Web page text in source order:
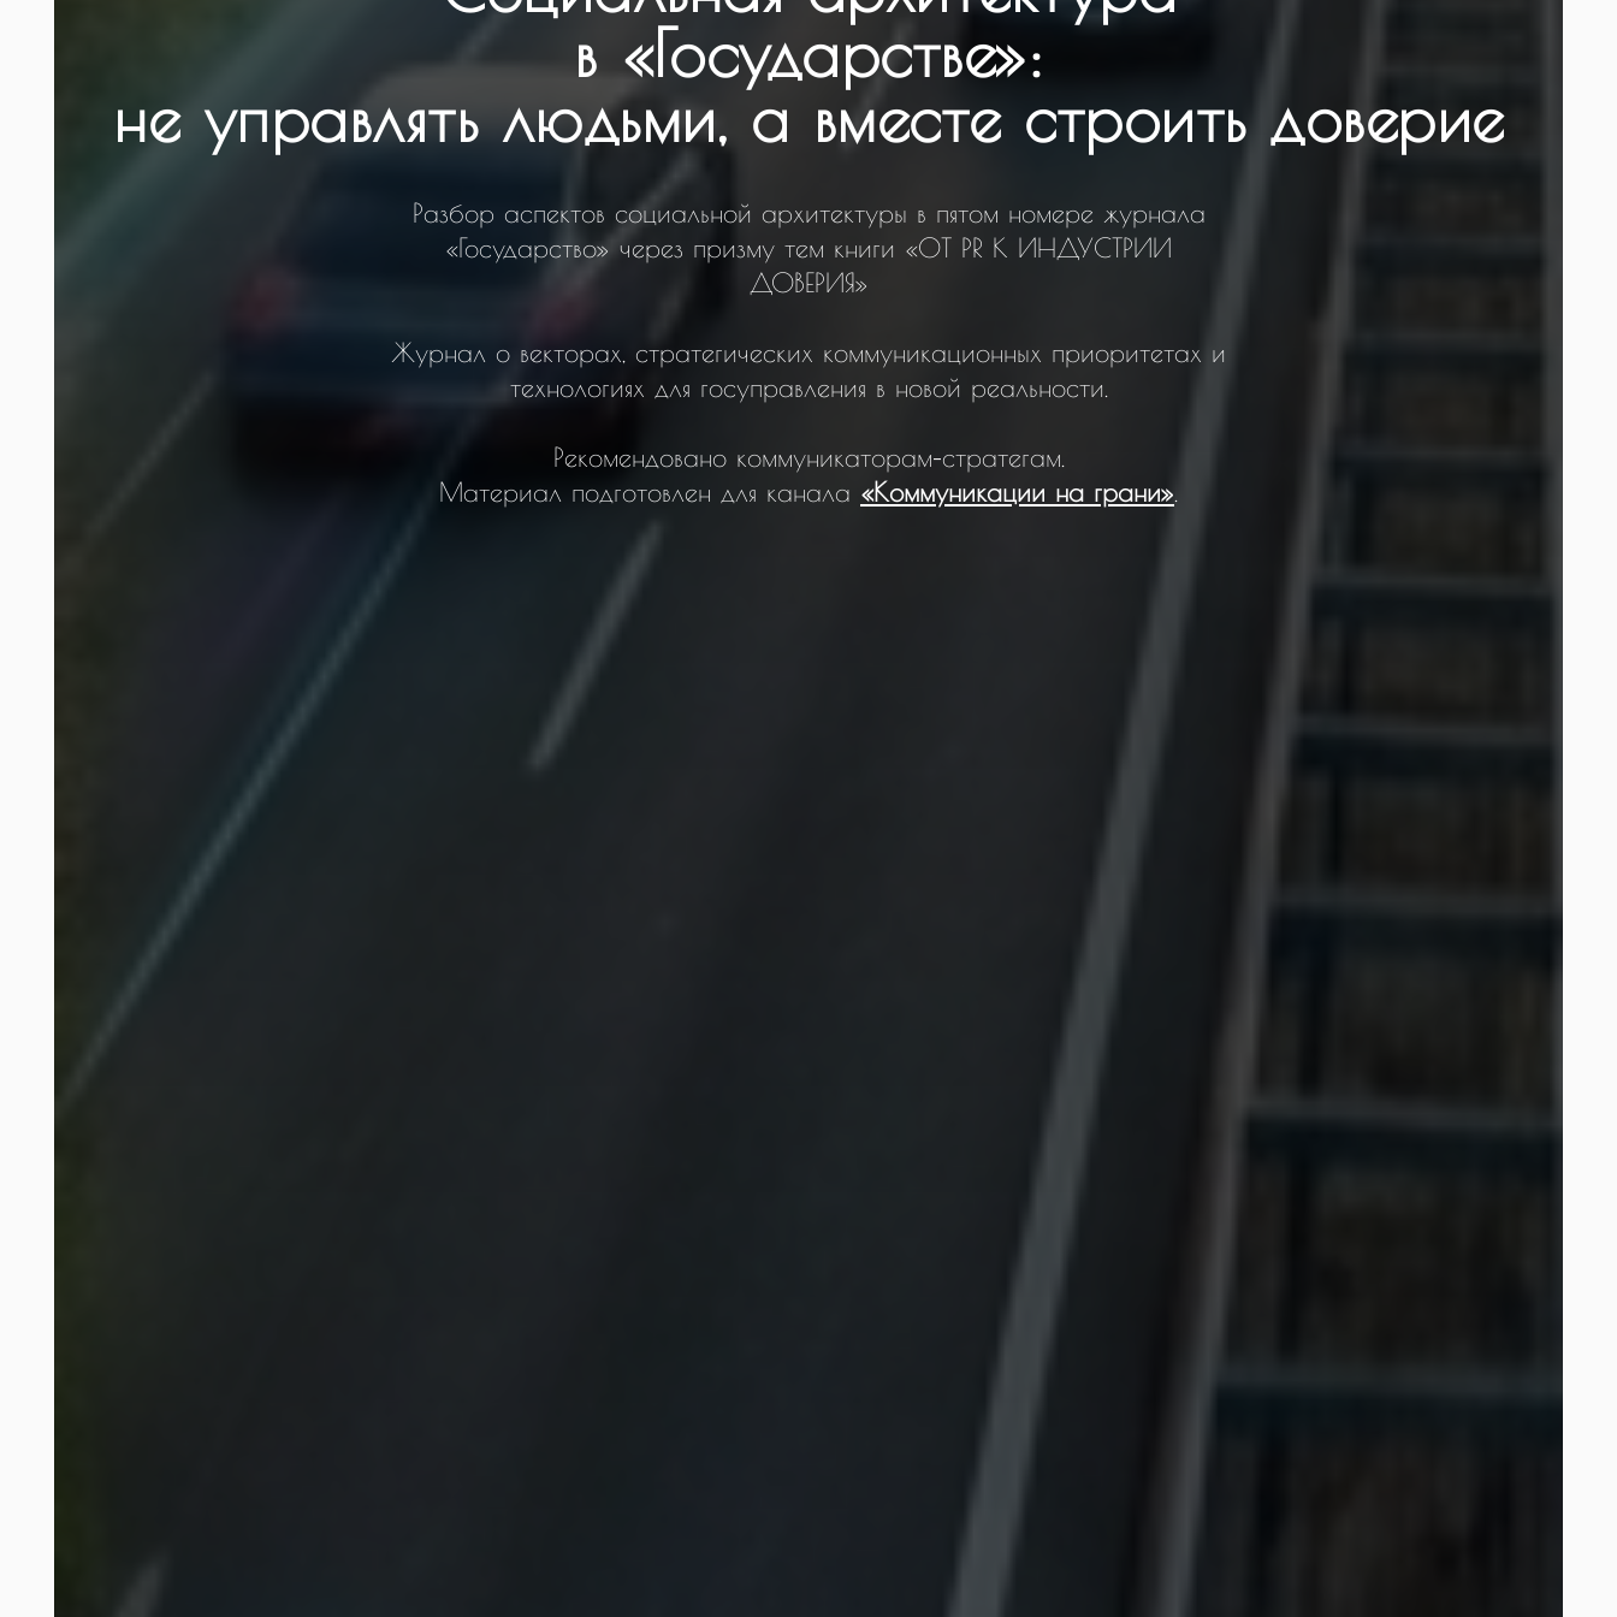
в «Государстве»:
не управлять людьми, а вместе строить доверие
Разбор аспектов социальной архитектуры в пятом номере журнала
«Государство» через призму тем книги «ОТ PR К ИНДУСТРИИ
ДОВЕРИЯ»
Журнал о векторах, стратегических коммуникационных приоритетах и
технологиях для госуправления в новой реальности.
Рекомендовано коммуникаторам-стратегам.
Материал подготовлен для канала «Коммуникации на грани».